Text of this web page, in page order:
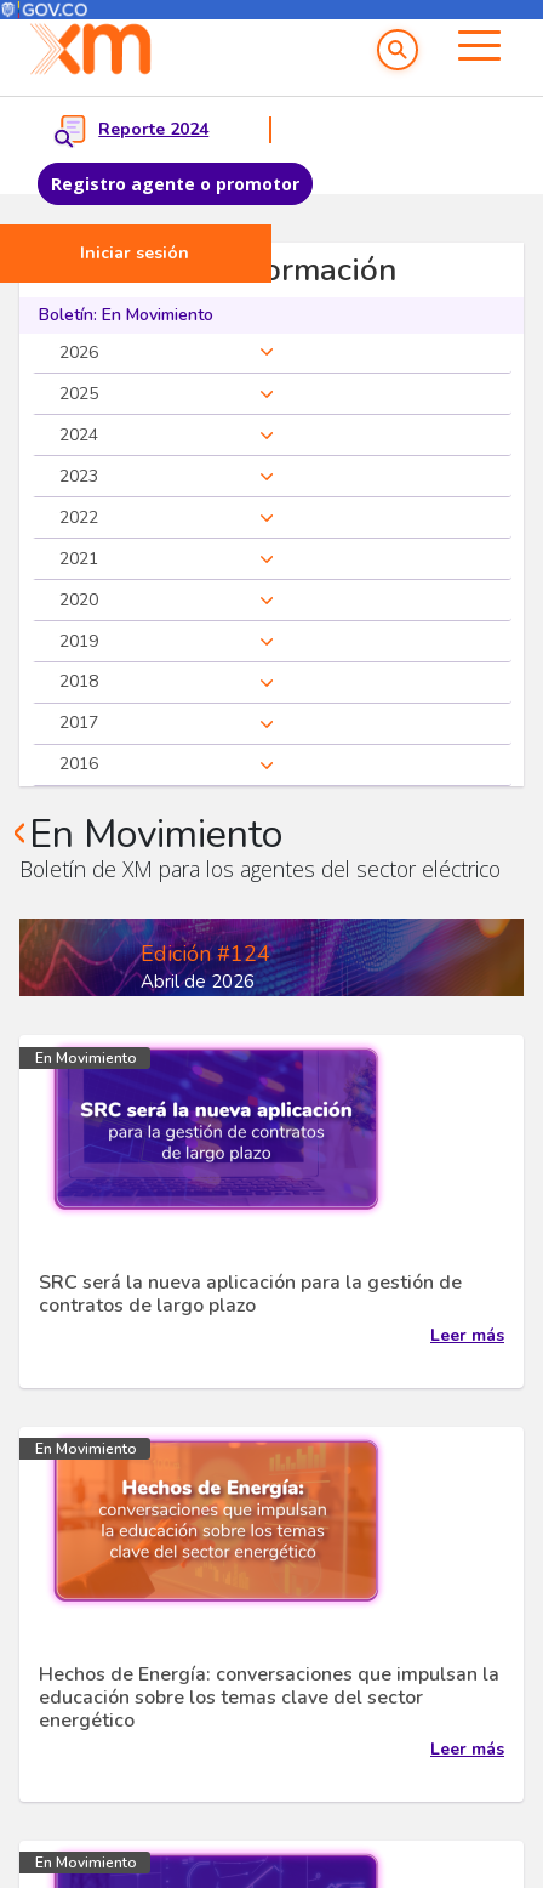
Pasar al contenido principal
Menú del Usuario
Reporte 2024
Registro agente o promotor
Iniciar sesión
Menu principal
Servicios de Información
Boletín: En Movimiento
2026
2025
2024
2023
2022
2021
2020
2019
2018
2017
2016
En Movimiento
Boletín de XM para los agentes del sector eléctrico
Edición #124
Abril de 2026
En Movimiento
SRC será la nueva aplicación para la gestión de
contratos de largo plazo
Leer más
En Movimiento
Hechos de Energía: conversaciones que impulsan la
educación sobre los temas clave del sector
energético
Leer más
En Movimiento